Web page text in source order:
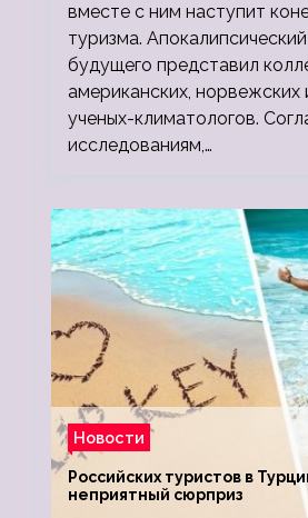
вместе с ним наступит
туризма.
будущего представил
американских, норвежских
ученых-климатологов.
исследованиям,…
Новости
Российских туристов в
неприятный сюрприз